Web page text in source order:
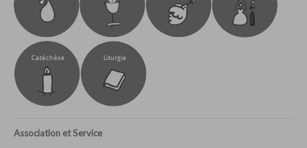
Association et Service